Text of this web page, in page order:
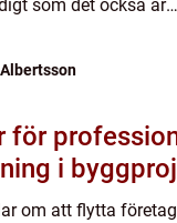
som det också är
för
i
om att flytta